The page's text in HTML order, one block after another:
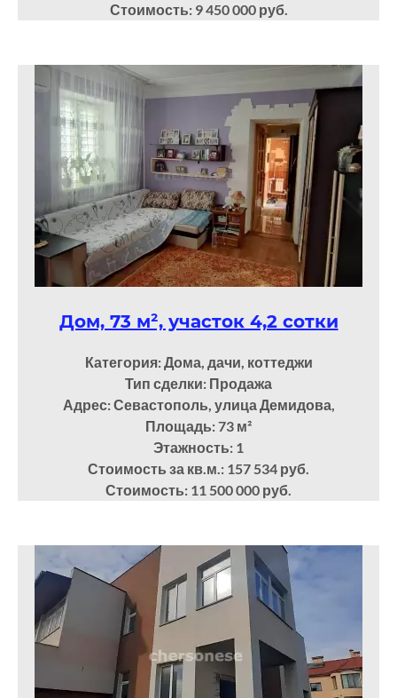
Стоимость: 9 450 000 руб.
Дом, 73 м², участок 4,2 сотки
Категория: Дома, дачи, коттеджи
Тип сделки: Продажа
Адрес: Севастополь, улица Демидова,
Площадь: 73 м²
Этажность: 1
Стоимость за кв.м.: 157 534 руб.
Стоимость: 11 500 000 руб.